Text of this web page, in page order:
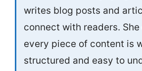
writes blog posts and
connect with readers. She
every piece of content is
structured and easy to